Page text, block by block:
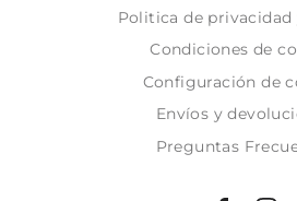
Politica de privacidad
Condiciones de
Configuración de
Envíos y
Preguntas